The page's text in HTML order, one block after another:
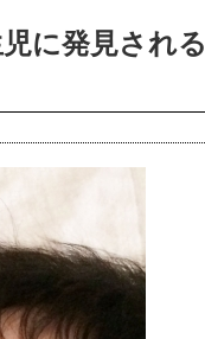
に発見される